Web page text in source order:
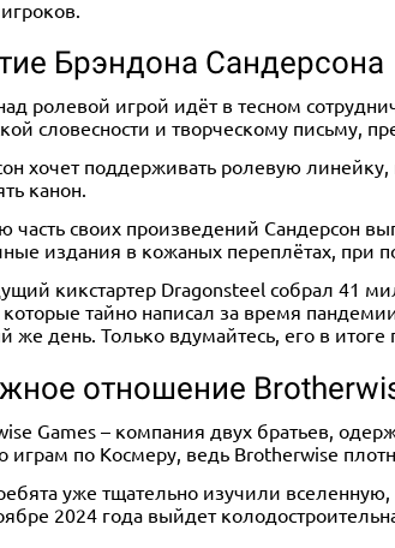
Брэндона Сандерсона
ролевой игрой идёт в тесном
словесности и творческому письму,
хочет поддерживать ролевую
канон.
часть своих произведений Сандерсон
издания в кожаных переплётах, при
кикстартер Dragonsteel собрал 41
тайно написал за время
же день. Только вдумайтесь, его в
отношение
Games – компания двух братьев,
играм по Космеру, ведь Brotherwise
уже тщательно изучили
2024 года выйдет